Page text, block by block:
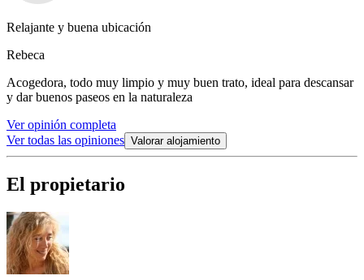
Relajante y buena ubicación
Rebeca
Acogedora, todo muy limpio y muy buen trato, ideal para descansar
y dar buenos paseos en la naturaleza
Ver opinión completa
Ver todas las opiniones Valorar alojamiento
El propietario